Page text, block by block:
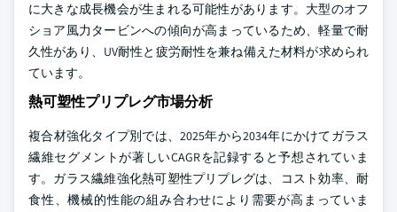
に大きな成長機会が生まれる可能性があります。大型のオフ
ショア風力タービンへの傾向が高まっているため、軽量で耐
久性があり、UV耐性と疲労耐性を兼ね備えた材料が求められ
ています。
熱可塑性プリプレグ市場分析
複合材強化タイプ別では、2025年から2034年にかけてガラス
繊維セグメントが著しいCAGRを記録すると予想されていま
す。ガラス繊維強化熱可塑性プリプレグは、コスト効率、耐
食性、機械的性能の組み合わせにより需要が高まっていま